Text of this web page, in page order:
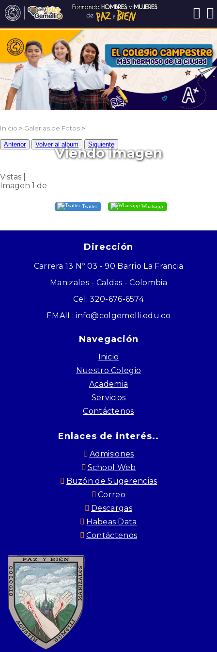
Viendo imagen
Inicio > Galerias de Fotos >
Anterior Volver al album Siguiente
Vistas |
Imagen 1 de
Twitter Whatsapp
Dirección
Carrera 13 Nº 03 - 90 Barrio La Francia
Manizales - Caldas - Colombia
Cel: 320-676-6574
EMAIL: info@colgemelli.edu.co
Navegación
Inicio
Nuestro Colegio
Academia
Servicios
Contáctenos
Enlaces de interés..
Admisiones
School Web
Buzón de Sugerencias
Correo
Descargas
Habeas Data
Contáctenos